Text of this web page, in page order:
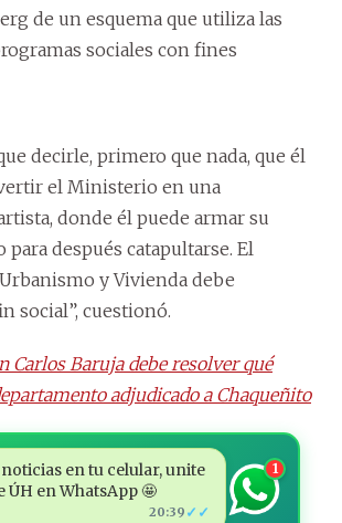
de un esquema que utiliza las
sociales con fines
decirle, primero que nada, que él
el Ministerio en una
donde él puede armar su
después catapultarse. El
y Vivienda debe
social”, cuestionó.
Carlos Baruja debe resolver qué
adjudicado a Chaqueñito
en tu celular, unite
ÚH en WhatsApp 🤩
20:39 ✓✓
1